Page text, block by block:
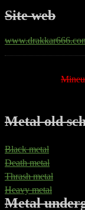
Site web
Metal old
Black metal
Death metal
Thrash metal
Heavy metal
Metal